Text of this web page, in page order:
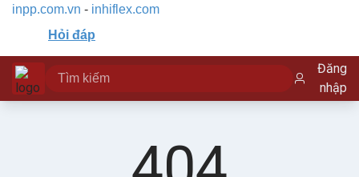
inpp.com.vn - inhiflex.com
Hỏi đáp